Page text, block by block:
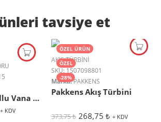
tavsiye et
Warmhaus 3 Yollu Vana Motoru
+ KDV
ÖZEL ÜRÜN
ÖZEL
-28%
AKIŞ TÜRBINI
SKU:1507098801
Marka:PAKKENS
Pakkens Akış Türbini
5
373,75₺ 268,75 ₺ + KDV